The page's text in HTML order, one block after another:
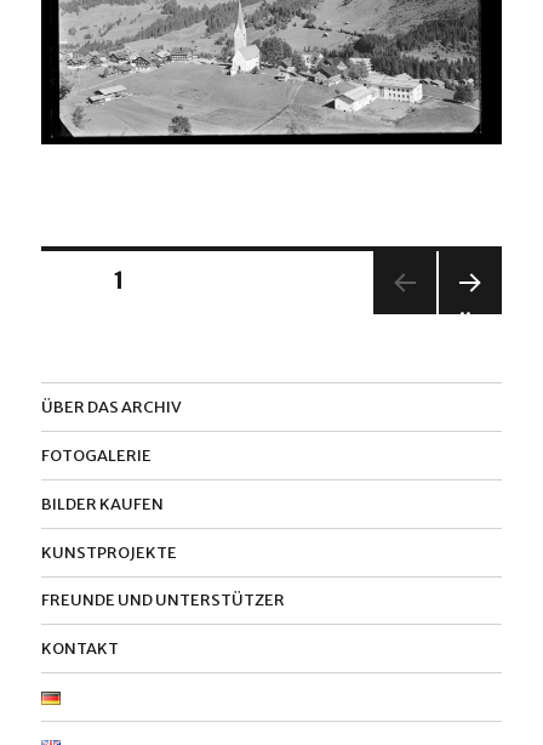
Seitennummerierung
Beiträge
1
ÜBER DAS ARCHIV
FOTOGALERIE
BILDER KAUFEN
KUNSTPROJEKTE
FREUNDE UND UNTERSTÜTZER
KONTAKT